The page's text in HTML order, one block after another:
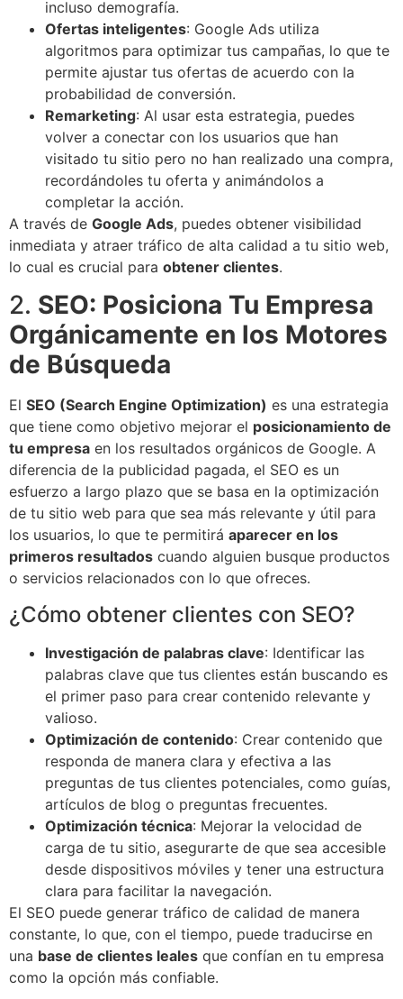
incluso demografía.
Ofertas inteligentes: Google Ads utiliza
algoritmos para optimizar tus campañas, lo que te
permite ajustar tus ofertas de acuerdo con la
probabilidad de conversión.
Remarketing: Al usar esta estrategia, puedes
volver a conectar con los usuarios que han
visitado tu sitio pero no han realizado una compra,
recordándoles tu oferta y animándolos a
completar la acción.
A través de Google Ads, puedes obtener visibilidad
inmediata y atraer tráfico de alta calidad a tu sitio web,
lo cual es crucial para obtener clientes.
2. SEO: Posiciona Tu Empresa
Orgánicamente en los Motores
de Búsqueda
El SEO (Search Engine Optimization) es una estrategia
que tiene como objetivo mejorar el posicionamiento de
tu empresa en los resultados orgánicos de Google. A
diferencia de la publicidad pagada, el SEO es un
esfuerzo a largo plazo que se basa en la optimización
de tu sitio web para que sea más relevante y útil para
los usuarios, lo que te permitirá aparecer en los
primeros resultados cuando alguien busque productos
o servicios relacionados con lo que ofreces.
¿Cómo obtener clientes con SEO?
Investigación de palabras clave: Identificar las
palabras clave que tus clientes están buscando es
el primer paso para crear contenido relevante y
valioso.
Optimización de contenido: Crear contenido que
responda de manera clara y efectiva a las
preguntas de tus clientes potenciales, como guías,
artículos de blog o preguntas frecuentes.
Optimización técnica: Mejorar la velocidad de
carga de tu sitio, asegurarte de que sea accesible
desde dispositivos móviles y tener una estructura
clara para facilitar la navegación.
El SEO puede generar tráfico de calidad de manera
constante, lo que, con el tiempo, puede traducirse en
una base de clientes leales que confían en tu empresa
como la opción más confiable.